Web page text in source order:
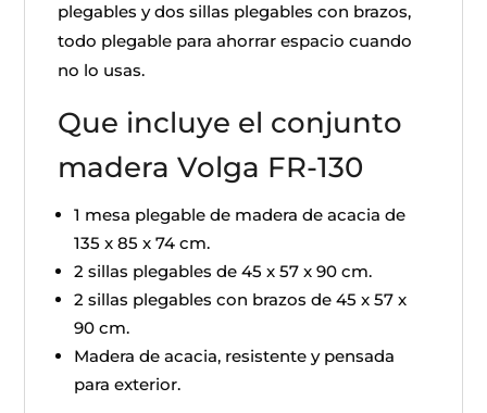
plegables y dos sillas plegables con brazos,
todo plegable para ahorrar espacio cuando
no lo usas.
Que incluye el conjunto
madera Volga FR-130
1 mesa plegable de madera de acacia de
135 x 85 x 74 cm.
2 sillas plegables de 45 x 57 x 90 cm.
2 sillas plegables con brazos de 45 x 57 x
90 cm.
Madera de acacia, resistente y pensada
para exterior.